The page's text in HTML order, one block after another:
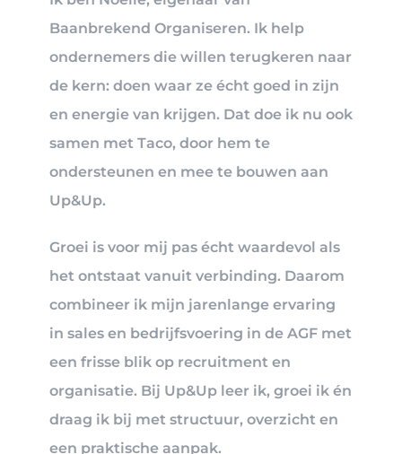
Baanbrekend Organiseren. Ik help
ondernemers die willen terugkeren naar
de kern: doen waar ze écht goed in zijn
en energie van krijgen. Dat doe ik nu ook
samen met Taco, door hem te
ondersteunen en mee te bouwen aan
Up&Up.
Groei is voor mij pas écht waardevol als
het ontstaat vanuit verbinding. Daarom
combineer ik mijn jarenlange ervaring
in sales en bedrijfsvoering in de AGF met
een frisse blik op recruitment en
organisatie. Bij Up&Up leer ik, groei ik én
draag ik bij met structuur, overzicht en
een praktische aanpak.